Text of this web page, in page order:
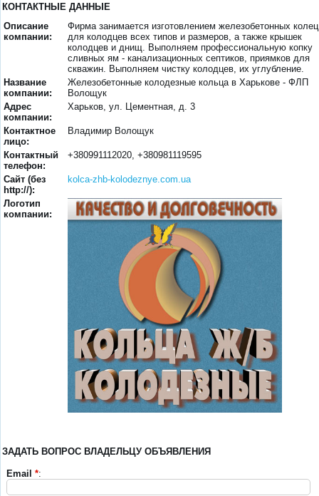
КОНТАКТНЫЕ ДАННЫЕ
Описание
компании:
Фирма занимается изготовлением железобетонных колец
для колодцев всех типов и размеров, а также крышек
колодцев и днищ. Выполняем профессиональную копку
сливных ям - канализационных септиков, приямков для
скважин. Выполняем чистку колодцев, их углубление.
Название
компании:
Железобетонные колодезные кольца в Харькове - ФЛП
Волощук
Адрес
компании:
Харьков, ул. Цементная, д. 3
Контактное
лицо:
Владимир Волощук
Контактный
телефон:
+380991112020, +380981119595
Сайт (без
http://):
kolca-zhb-kolodeznye.com.ua
Логотип
компании:
ЗАДАТЬ ВОПРОС ВЛАДЕЛЬЦУ ОБЪЯВЛЕНИЯ
Email *: